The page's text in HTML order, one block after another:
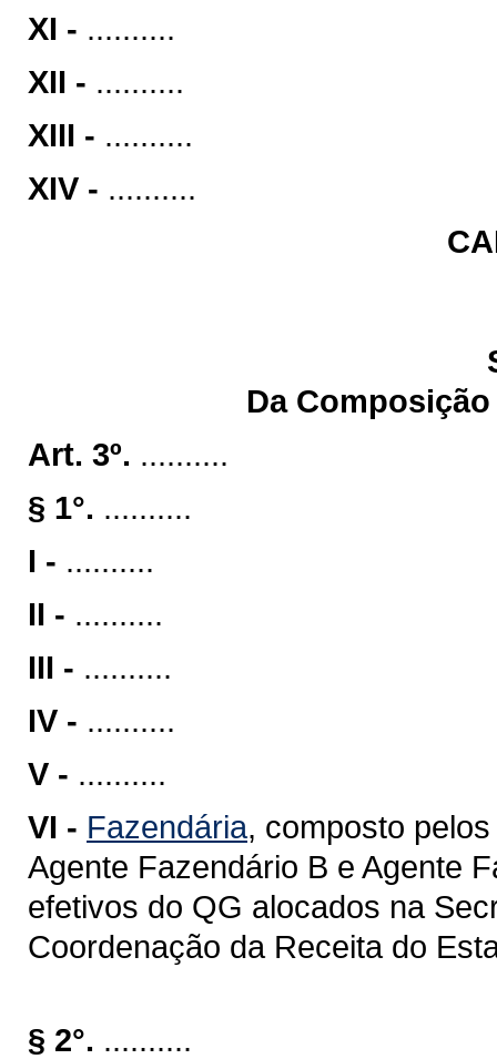
XI - ..........
XII - ..........
XIII - ..........
XIV - ..........
Da
Art. 3º. ..........
§ 1°. ..........
I - ..........
II - ..........
III - ..........
IV - ..........
V - ..........
VI - Fazendária, composto
Agente Fazendário B e Agente
efetivos do QG alocados na
Coordenação da Receita do
§ 2°. ..........